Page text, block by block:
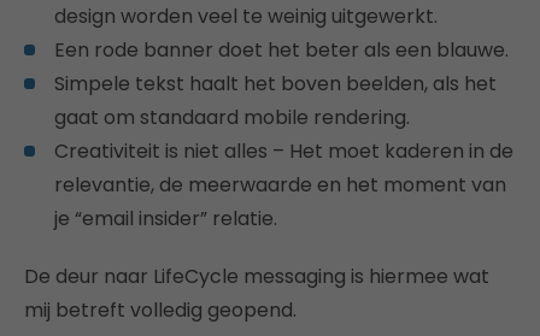
design worden veel te weinig uitgewerkt.
Een rode banner doet het beter als een blauwe.
Simpele tekst haalt het boven beelden, als het
gaat om standaard mobile rendering.
Creativiteit is niet alles – Het moet kaderen in de
relevantie, de meerwaarde en het moment van
je “email insider” relatie.
De deur naar LifeCycle messaging is hiermee wat
mij betreft volledig geopend.